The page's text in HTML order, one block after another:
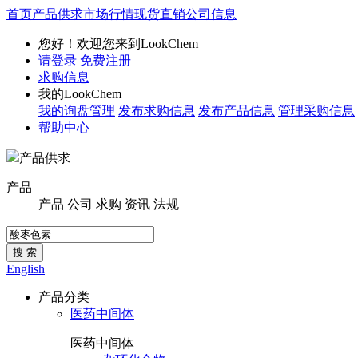
首页产品供求市场行情现货直销公司信息
您好！欢迎您来到LookChem
请登录 免费注册
求购信息
我的LookChem
我的询盘管理 发布求购信息 发布产品信息 管理采购信息
帮助中心
产品供求
产品
产品 公司 求购 资讯 法规
搜 索
English
产品分类
医药中间体
医药中间体